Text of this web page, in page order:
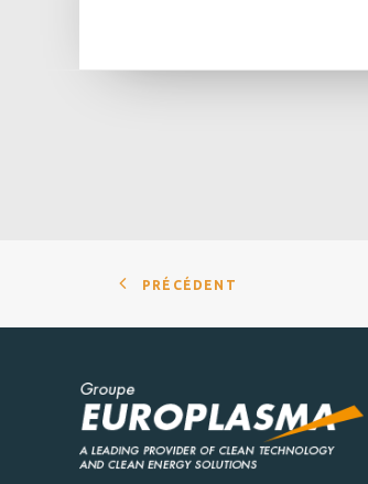
PRÉCÉDENT